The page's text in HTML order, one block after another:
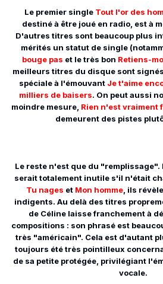
Le premier single Tout l'or des
destiné à être joué en radio, est à
D'autres titres sont beaucoup plus
mérités un statut de single
bouge pas et le très bon Retiens-
meilleurs titres du disque sont
spéciale à l'émouvant Je t'aime
milliers de baisers. On peut aussi
moindre mesure, Rien n'est vraiment
demeurent des pistes
Le reste n'est que du "remplissage".
serait totalement inutile s'il n'était
Tu nages et Mon homme, ils
indigents. Au delà des titres
de Céline laisse franchement à
compositions : son phrasé est
très "américain". Cela est d'autant
toujours été très pointilleux
de sa petite protégée, privilégiant
vocale.